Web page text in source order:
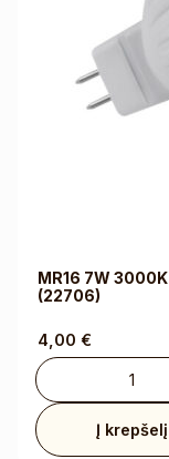
MR16 7W 3000K
(22706)
4,00 €
Į krepšelį